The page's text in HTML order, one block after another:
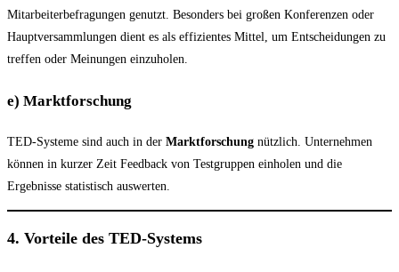
Mitarbeiterbefragungen genutzt. Besonders bei großen Konferenzen oder
Hauptversammlungen dient es als effizientes Mittel, um Entscheidungen zu
treffen oder Meinungen einzuholen.
e) Marktforschung
TED-Systeme sind auch in der Marktforschung nützlich. Unternehmen
können in kurzer Zeit Feedback von Testgruppen einholen und die
Ergebnisse statistisch auswerten.
4. Vorteile des TED-Systems